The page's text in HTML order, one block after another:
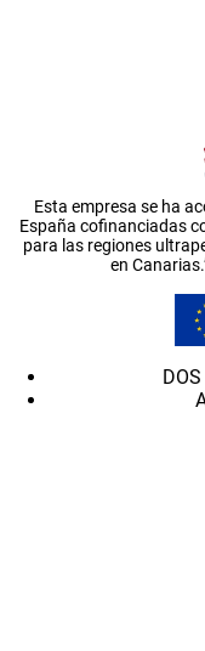
Esta empresa se ha
España cofinanciadas
para las regiones
en